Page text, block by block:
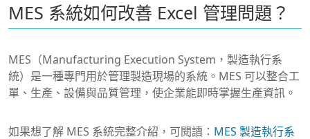
MES 系統如何改善 Excel 管理問題？
MES（Manufacturing Execution System，製造執行系
統）是一種專門用於管理製造現場的系統。MES 可以整合工
單、生產、設備與品質管理，使企業能即時掌握生產資訊。
如果想了解 MES 系統完整介紹，可閱讀： MES 製造執行系